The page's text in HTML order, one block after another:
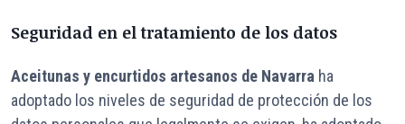
Seguridad en el tratamiento de los datos
Aceitunas y encurtidos artesanos de Navarra ha
adoptado los niveles de seguridad de protección de los